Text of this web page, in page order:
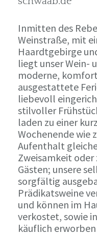
Inmitten des
Weinstraße, mit
Haardtgebirge
liegt unser Wein-
moderne,
ausgestattete
liebevoll
stilvoller
laden zu einer
Wochenende wie
Aufenthalt
Zweisamkeit
Gästen; unsere
sorgfältig
Prädikatsweine
und können im
verkostet, sowie
käuflich